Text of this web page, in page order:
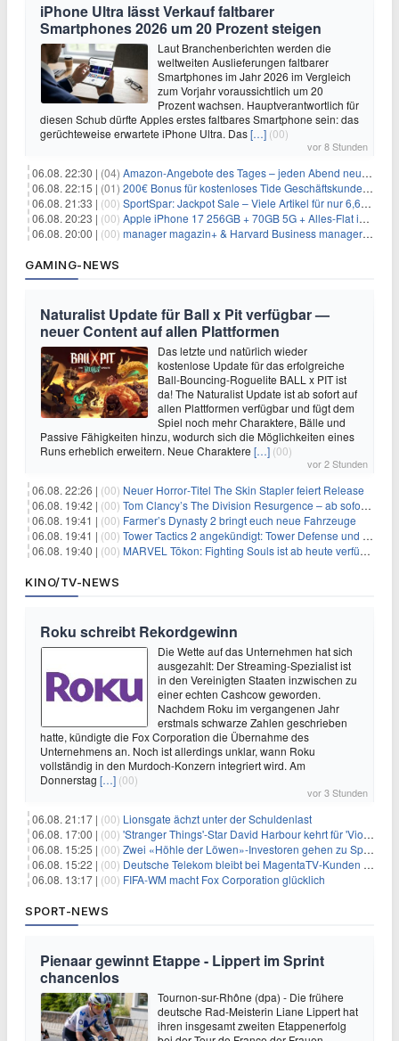
iPhone Ultra lässt Verkauf faltbarer
Smartphones 2026 um 20 Prozent steigen
Laut Branchenberichten werden die
weltweiten Auslieferungen faltbarer
Smartphones im Jahr 2026 im Vergleich
zum Vorjahr voraussichtlich um 20
Prozent wachsen. Hauptverantwortlich für
diesen Schub dürfte Apples erstes faltbares Smartphone sein: das
gerüchteweise erwartete iPhone Ultra. Das[…] (00)
vor 8 Stunden
06.08. 22:30 | (04) Amazon-Angebote des Tages – jeden Abend neue Deals zum Stöbern
06.08. 22:15 | (01) 200€ Bonus für kostenloses Tide Geschäftskundenkonto
06.08. 21:33 | (00) SportSpar: Jackpot Sale – Viele Artikel für nur 6,66€ – nur 48 Stunden
06.08. 20:23 | (00) Apple iPhone 17 256GB + 70GB 5G + Alles-Flat im Vodafone-Netz für 34,99€/Monat – eff. 4,65€/Monat
06.08. 20:00 | (00) manager magazin+ & Harvard Business manager+ Digital-Kombi-Abo 1 Monat kostenlos
GAMING-NEWS
Naturalist Update für Ball x Pit verfügbar —
neuer Content auf allen Plattformen
Das letzte und natürlich wieder
kostenlose Update für das erfolgreiche
Ball-Bouncing-Roguelite BALL x PIT ist
da! The Naturalist Update ist ab sofort auf
allen Plattformen verfügbar und fügt dem
Spiel noch mehr Charaktere, Bälle und
Passive Fähigkeiten hinzu, wodurch sich die Möglichkeiten eines
Runs erheblich erweitern. Neue Charaktere […] (00)
vor 2 Stunden
06.08. 22:26 | (00) Neuer Horror‑Titel The Skin Stapler feiert Release
06.08. 19:42 | (00) Tom Clancy’s The Division Resurgence – ab sofort für euch verfügbar
06.08. 19:41 | (00) Farmer’s Dynasty 2 bringt euch neue Fahrzeuge
06.08. 19:41 | (00) Tower Tactics 2 angekündigt: Tower Defense und Deckbuilding Kombo kehrt zurück
06.08. 19:40 | (00) MARVEL Tōkon: Fighting Souls ist ab heute verfügbar
KINO/TV-NEWS
Roku schreibt Rekordgewinn
Die Wette auf das Unternehmen hat sich
ausgezahlt: Der Streaming-Spezialist ist
in den Vereinigten Staaten inzwischen zu
einer echten Cashcow geworden.
Nachdem Roku im vergangenen Jahr
erstmals schwarze Zahlen geschrieben
hatte, kündigte die Fox Corporation die Übernahme des
Unternehmens an. Noch ist allerdings unklar, wann Roku
vollständig in den Murdoch-Konzern integriert wird. Am
Donnerstag […] (00)
vor 3 Stunden
06.08. 21:17 | (00) Lionsgate ächzt unter der Schuldenlast
06.08. 17:00 | (00) 'Stranger Things'-Star David Harbour kehrt für 'Violent Night 2' zurück – Kristen Bell stößt zur Besetzung
06.08. 15:25 | (00) Zwei «Höhle der Löwen»-Investoren gehen zu Springer
06.08. 15:22 | (00) Deutsche Telekom bleibt bei MagentaTV-Kunden vage
06.08. 13:17 | (00) FIFA-WM macht Fox Corporation glücklich
SPORT-NEWS
Pienaar gewinnt Etappe - Lippert im Sprint
chancenlos
Tournon-sur-Rhône (dpa) - Die frühere
deutsche Rad-Meisterin Liane Lippert hat
ihren insgesamt zweiten Etappenerfolg